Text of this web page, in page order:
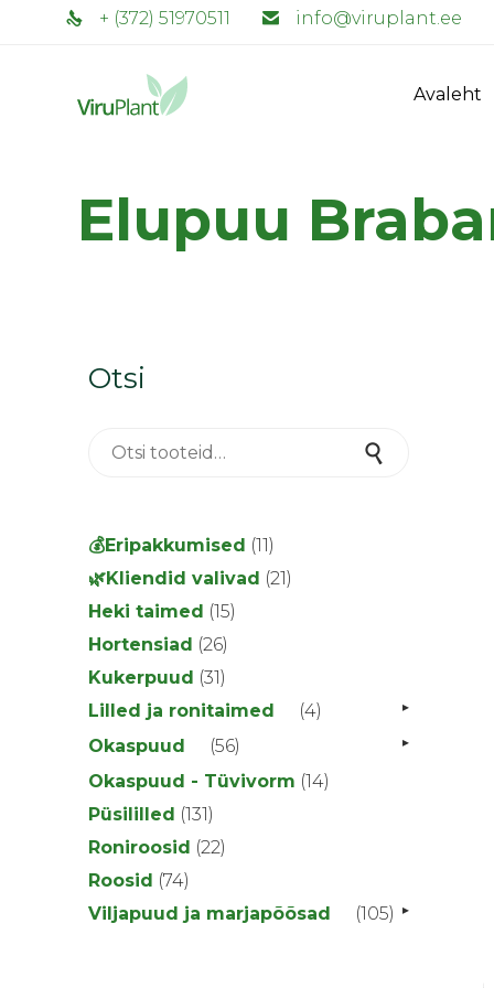
+ (372) 51970511 info@viruplant.ee
Avaleht
Elupuu
Otsi
💰Eripakkumised 1111
toodet
🌿Kliendid valivad 2121
Heki taimed 1515
Hortensiad 2626
toodet
Kukerpuud 3131
toodet
Lilled ja ronitaimed 44
▸
Okaspuud 5656
toodet
▸
Okaspuud - Tüvivorm 1414
Püsililled 131131
toodet
Roniroosid 2222
Roosid 7474
toodet
Viljapuud ja marjapõõsad 105105
▸